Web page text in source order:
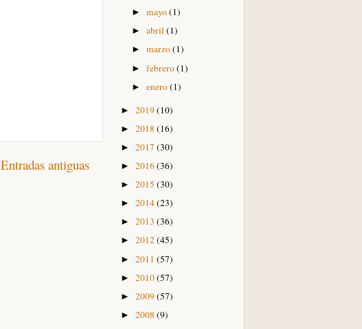
Entradas antiguas
►mayo(1)
►abril(1)
►marzo(1)
►febrero(1)
►enero(1)
► 2019(10)
► 2018 (16)
► 2017 (30)
► 2016(36)
► 2015 (30)
► 2014(23)
► 2013 (36)
► 2012(45)
► 2011 (57)
► 2010(57)
► 2009(57)
► 2008 (9)